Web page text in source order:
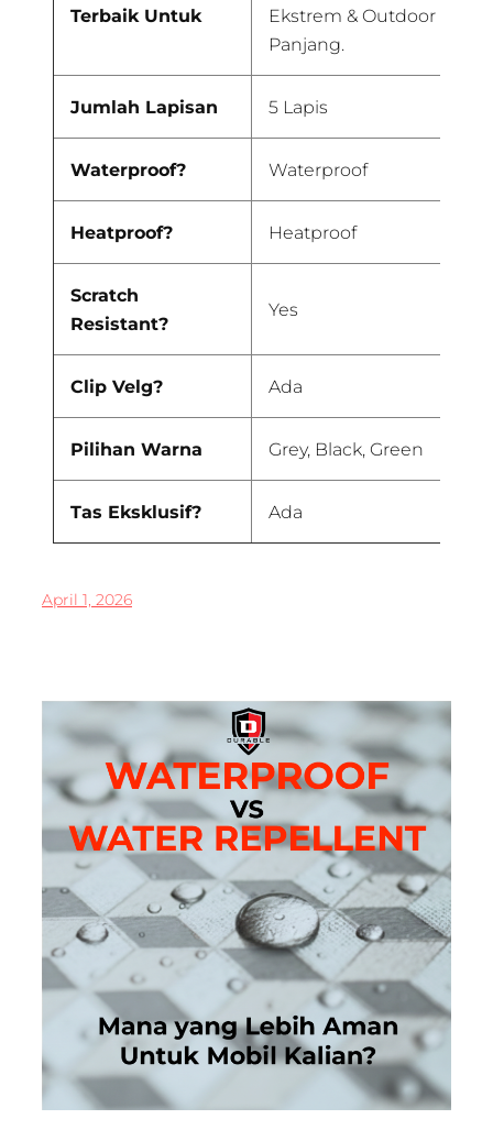
Terbaik Untuk
Ekstrem & Outdoor
Panjang.
Jumlah Lapisan 5 Lapis
Waterproof? Waterproof
Heatproof? Heatproof
Scratch
Resistant?
Yes
Clip Velg? Ada
Pilihan Warna Grey, Black, Green
Tas Eksklusif? Ada
April 1, 2026